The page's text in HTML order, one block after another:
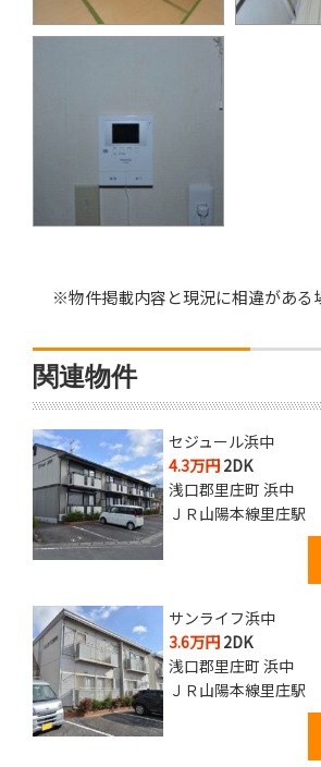
※物件掲載内容と現況に相違がある
関連物件
セジュール浜中
4.3万円 2DK
浅口郡里庄町 浜中
ＪＲ山陽本線里庄駅
サンライフ浜中
3.6万円 2DK
浅口郡里庄町 浜中
ＪＲ山陽本線里庄駅